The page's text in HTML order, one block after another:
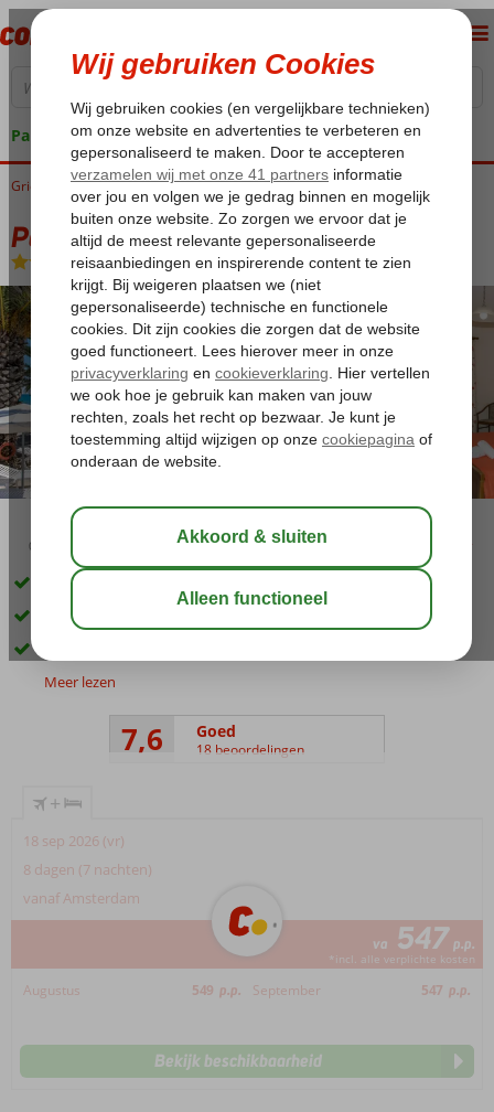
Pakketgarantie
Home
Griekenland Zakynthos Argassi Paradise Hotel
Paradise Hotel
Logies-Hotel
03:05
Rustig gelegen
Direct aan zee
Meer lezen
7,6 Goed
18 beoordelingen
+
18 sep 2026 (vr)
8 dagen (7 nachten)
vanaf Amsterdam
va 547 p.p.
*incl. alle verplichte kosten
Augustus 549 p.p. September 547 p.p.
Bekijk beschikbaarheid